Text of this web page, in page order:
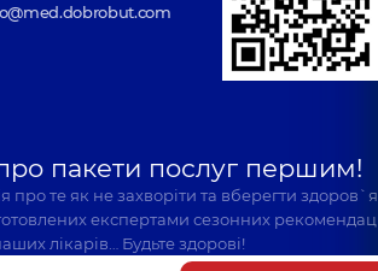
пакети послуг першим!
про те як не захворіти та вберегти
експертами сезонних
лікарів… Будьте здорові!